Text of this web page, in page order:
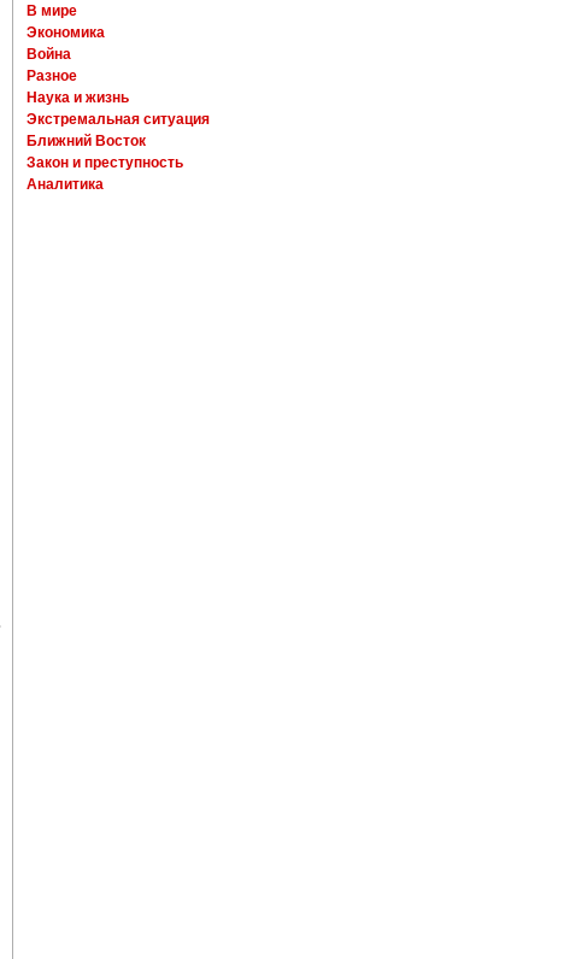
В мире
Экономика
Война
Разное
Наука и жизнь
Экстремальная ситуация
Ближний Восток
Закон и преступность
Аналитика